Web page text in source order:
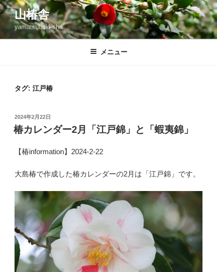
コ
ン
テ
ン
山椿舎
yamatsubaki-sha
メニュー
タグ: 江戸椿
投
稿
日:
2024年2月22日
椿カレンダー2月「江戸錦」と「蝦夷錦」
【椿information】2024-2-22
大島椿で作成した椿カレンダーの2月は「江戸錦」です。